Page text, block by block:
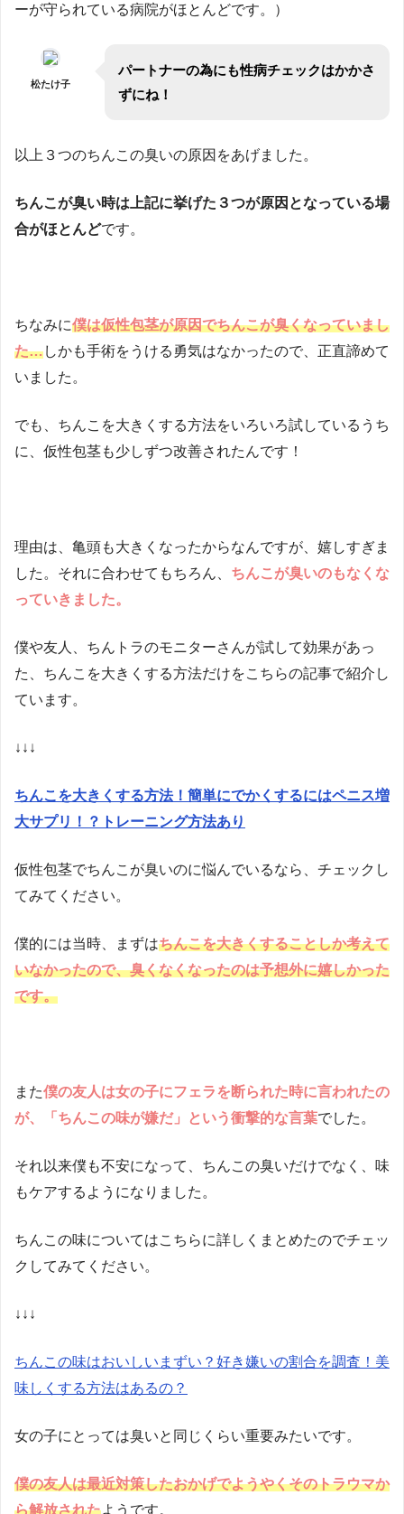
ーが守られている病院がほとんどです。）
松たけ子
パートナーの為にも性病チェックはかかさ
ずにね！
以上３つのちんこの臭いの原因をあげました。
ちんこが臭い時は上記に挙げた３つが原因となっている場
合がほとんどです。
ちなみに僕は仮性包茎が原因でちんこが臭くなっていまし
た…しかも手術をうける勇気はなかったので、正直諦めて
いました。
でも、ちんこを大きくする方法をいろいろ試しているうち
に、仮性包茎も少しずつ改善されたんです！
理由は、亀頭も大きくなったからなんですが、嬉しすぎま
した。それに合わせてもちろん、 ちんこが臭いのもなくな
っていきました。
僕や友人、ちんトラのモニターさんが試して効果があっ
た、ちんこを大きくする方法だけをこちらの記事で紹介し
ています。
↓↓↓
ちんこを大きくする方法！簡単にでかくするにはペニス増
大サプリ！？トレーニング方法あり
仮性包茎でちんこが臭いのに悩んでいるなら、チェックし
てみてください。
僕的には当時、まずはちんこを大きくすることしか考えて
いなかったので、臭くなくなったのは予想外に嬉しかった
です。
また僕の友人は女の子にフェラを断られた時に言われたの
が、「ちんこの味が嫌だ」という衝撃的な言葉でした。
それ以来僕も不安になって、ちんこの臭いだけでなく、味
もケアするようになりました。
ちんこの味についてはこちらに詳しくまとめたのでチェッ
クしてみてください。
↓↓↓
ちんこの味はおいしいまずい？好き嫌いの割合を調査！美
味しくする方法はあるの？
女の子にとっては臭いと同じくらい重要みたいです。
僕の友人は最近対策したおかげでようやくそのトラウマか
ら解放されたようです。